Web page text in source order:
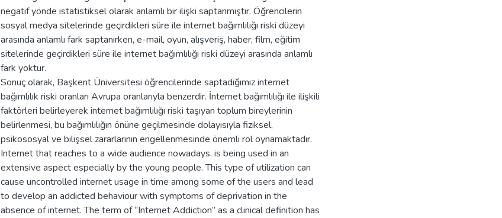
negatif yönde istatistiksel olarak anlamlı bir ilişki saptanmıştır. Öğrencilerin
sosyal medya sitelerinde geçirdikleri süre ile internet bağımlılığı riski düzeyi
arasında anlamlı fark saptanırken, e-mail, oyun, alışveriş, haber, film, eğitim
sitelerinde geçirdikleri süre ile internet bağımlılığı riski düzeyi arasında anlamlı
fark yoktur.
Sonuç olarak, Başkent Üniversitesi öğrencilerinde saptadığımız internet
bağımlılık riski oranları Avrupa oranlarıyla benzerdir. İnternet bağımlılığı ile ilişkili
faktörleri belirleyerek internet bağımlılığı riski taşıyan toplum bireylerinin
belirlenmesi, bu bağımlılığın önüne geçilmesinde dolayısıyla fiziksel,
psikososyal ve bilişsel zararlarının engellenmesinde önemli rol oynamaktadır.
Internet that reaches to a wide audience nowadays, is being used in an
extensive aspect especially by the young people. This type of utilization can
cause uncontrolled internet usage in time among some of the users and lead
to develop an addicted behaviour with symptoms of deprivation in the
absence of internet. The term of “Internet Addiction” as a clinical definition has